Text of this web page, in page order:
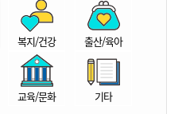
복지/건강 출산/육아
교육/문화 기타